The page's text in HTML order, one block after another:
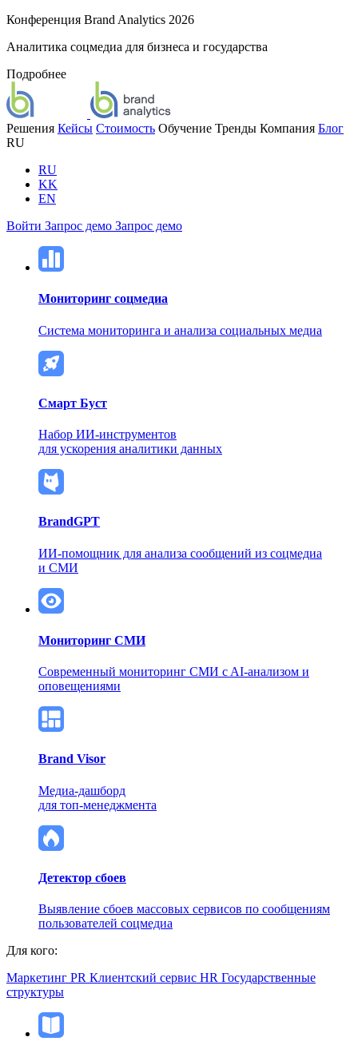
Конференция Brand Analytics 2026
Аналитика соцмедиа для бизнеса и государства
Подробнее
Решения Кейсы Стоимость Обучение Тренды Компания Блог
RU
RU
KK
EN
Войти Запрос демо Запрос демо
Мониторинг соцмедиа
Система мониторинга и анализа социальных медиа
Смарт Буст
Набор ИИ-инструментов
для ускорения аналитики данных
BrandGPT
ИИ-помощник для анализа сообщений из соцмедиа
и СМИ
Мониторинг СМИ
Современный мониторинг СМИ c AI-анализом и
оповещениями
Brand Visor
Медиа-дашборд
для топ-менеджмента
Детектор сбоев
Выявление сбоев массовых сервисов по сообщениям
пользователей соцмедиа
Для кого:
Маркетинг PR Клиентский сервис HR Государственные
структуры